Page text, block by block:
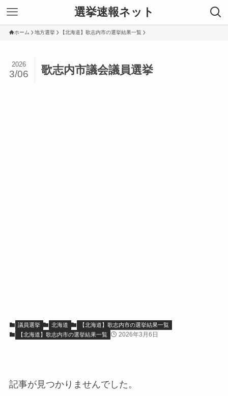
選挙速報ネット
ホーム 地方選挙 【北海道】歌志内市の選挙結果一覧
歌志内市議会議員選挙
2026
3/06
議員選挙 北海道
【北海道】歌志内市の選挙結果一覧
【北海道】歌志内市の選挙結果一覧
2026年3月6日
記事が見つかりませんでした。